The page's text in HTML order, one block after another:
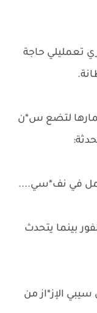
تعمليلي حاجة
لتضع س*ن
في نف*سي....
بينما يتحدث
الإز*از من